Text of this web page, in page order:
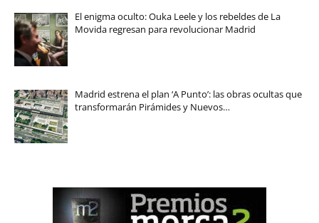
El enigma oculto: Ouka Leele y los rebeldes de La
Movida regresan para revolucionar Madrid
Madrid estrena el plan ‘A Punto’: las obras ocultas que
transformarán Pirámides y Nuevos…